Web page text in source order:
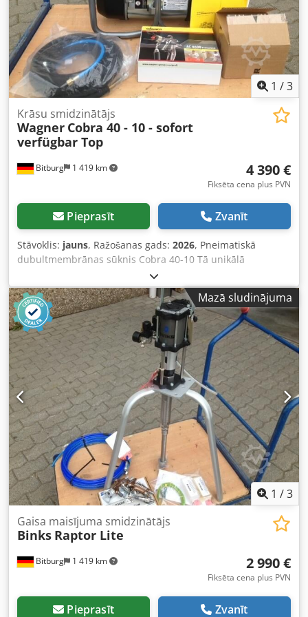
iztukšota no skalošanas ūdens. 5) Aktivizējas automātiskās
uzpildes sistēma jaunajam produktam.
1 /3
Bitburg 1 419 km
Krāsu smidzinātājs
Wagner Cobra 40 - 10 - sofort
verfügbar Top
4 390 €
Fiksēta cena plus PVN
Pieprasīt Zvanīt
Stāvoklis: jauns, Ražošanas gads: 2026, Pneimatiskā
dubultmembrānas sūknis Cobra 40-10 Tā unikālā
konstrukcija nodrošina darbību ar minimālām pulsācijām.
Vienmērīga krāsas plūsma ideālai izsmidzināšanai un
augstākajai virsmas kvalitātei. Ideāli piemērots shear
(bīdes spēka) un mitruma jutīgu materiālu apstrādei.
Minimāli bīdes spēki – lieliski piemērots, piemēram, UV
lakām. Lieliski piemērots mazām materiālu daudzumiem
un biežai krāsu maiņai. Komplektācija: bāzes iekārta uz
rāmja, augstspiediena dubultšļūtene 7,5 m, augšējā
tvertne 5 l Ex, AirCoat pistole AC 4600 Professional ar
sarkanu gaisa vāciņu un turētāju, AirCoat sprausla ACF
3000 11/40. Tehniskie dati: Pārnesuma attiecība: 40:1
Plūsmas apjoms dubulttrieciena laikā: 10 cm³ Plūsmas
apjoms pie 200 dubulttriecieniem: 2 l/min Maks. darba
spiediens: 250 bar Svars: 23 kg Atrašanās vieta: 54634
Bitburg Īpašā cena – pieejams uzreiz Dksdpfxobuqn Ho
Anzer
Mazā sludinājuma
1 /3
Bitburg 1 419 km
Gaisa maisījuma smidzinātājs
Binks Raptor Lite
2 990 €
Fiksēta cena plus PVN
Pieprasīt Zvanīt